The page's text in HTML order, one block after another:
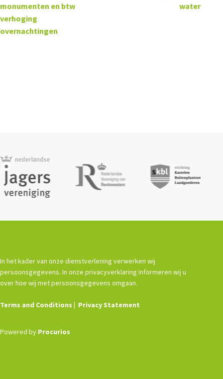
monumenten en btw
verhoging
overnachtingen
water
In het kader van onze dienstverlening verwerken wij
persoonsgegevens. In onze privacyverklaring informeren wij u
over hoe wij met persoonsgegevens omgaan.
Terms and Conditions Privacy Statement
Powered by Procurios